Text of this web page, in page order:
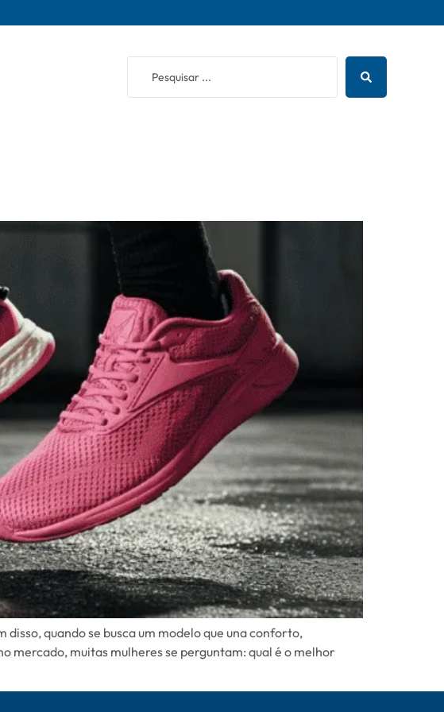
quando se busca um modelo que una conforto,
mercado, muitas mulheres se perguntam: qual é o melhor